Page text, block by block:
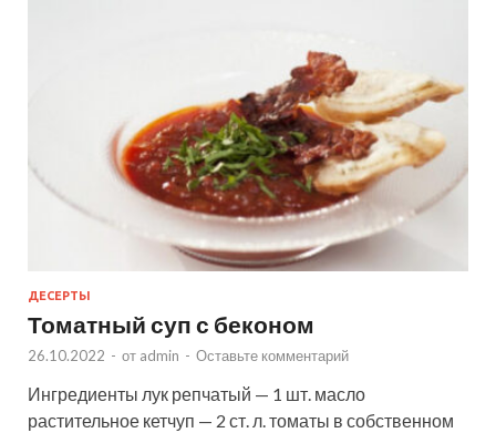
ДЕСЕРТЫ
Томатный суп с беконом
26.10.2022 - от admin - Оставьте комментарий
Ингредиенты лук репчатый — 1 шт. масло
растительное кетчуп — 2 ст. л. томаты в собственном